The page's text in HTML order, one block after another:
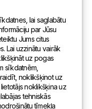
Latvija, LV-5404
lai saglabātu
par Jūsu
Jums citus
Lai uzzinātu vairāk
uz pogas
sīkdatnēm,
noklikšķinot uz
noklikšķina uz
tehniskās
tīmekļa